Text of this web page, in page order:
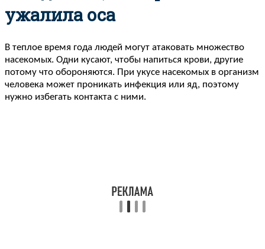
ужалила оса
В теплое время года людей могут атаковать множество
насекомых. Одни кусают, чтобы напиться крови, другие
потому что обороняются. При укусе насекомых в организм
человека может проникать инфекция или яд, поэтому
нужно избегать контакта с ними.